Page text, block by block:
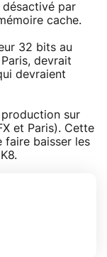
par
cache.
32 bits au
devrait
devraient
sur
et Paris). Cette
faire baisser les